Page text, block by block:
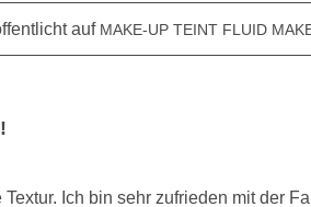
auf MAKE-UP TEINT FLUID
Ich bin sehr zufrieden mit der